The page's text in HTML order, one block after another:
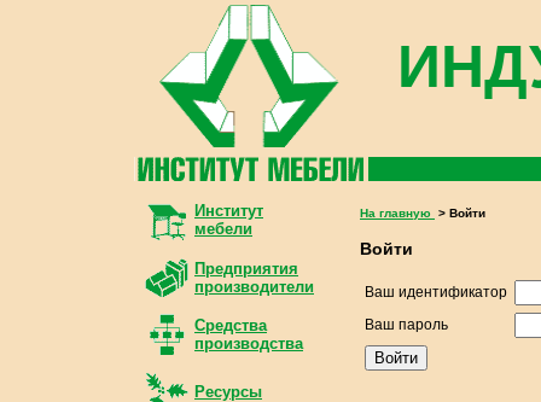
Институт
мебели
Предприятия
производители
Средства
производства
Ресурсы
На главную > Войти
Войти
Ваш идентификатор
Ваш пароль